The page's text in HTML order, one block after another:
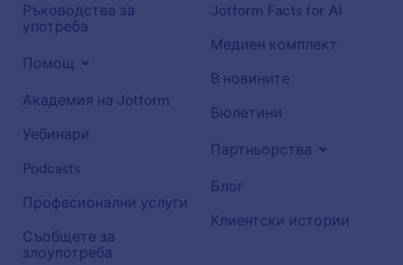
Ръководства за
употреба
Помощ
Академия на Jotform
Уебинари
Podcasts
Професионални услуги
Съобщете за
злоупотреба
Jotform Facts for AI
Медиен комплект
В новините
Бюлетини
Партньорства
Блог
Клиентски истории